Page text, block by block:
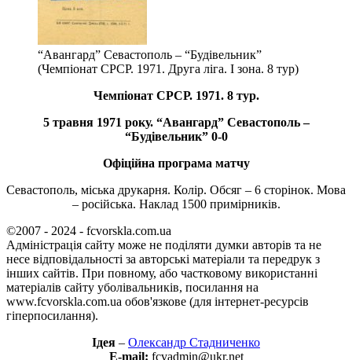
“Авангард” Севастополь – “Будівельник”
(Чемпіонат СРСР. 1971. Друга ліга. І зона. 8 тур)
Чемпіонат СРСР. 1971. 8 тур.
5 травня 1971 року. “Авангард” Севастополь –
“Будівельник” 0-0
Офіційна програма матчу
Севастополь, міська друкарня. Колір. Обсяг – 6 сторінок. Мова
– російська. Наклад 1500 примірників.
©2007 - 2024 - fcvorskla.com.ua
Адміністрація сайту може не поділяти думки авторів та не
несе відповідальності за авторські матеріали та передрук з
інших сайтів. При повному, або частковому використанні
матеріалів сайту уболівальників, посилання на
www.fcvorskla.com.ua обов'язкове (для інтернет-ресурсів
гіперпосилання).
Ідея – Олександр Стадниченко
E-mail: fcvadmin@ukr.net